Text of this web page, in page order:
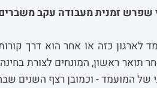
זמנית מעבודה עקב משברים
לארגון כזה או אחר הוא דרך
תואר ראשון, המונחים לצורת
של המועמד - וכמובן רצף השנים